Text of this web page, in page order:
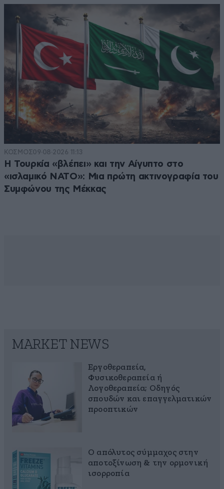
ΚΟΣΜΟΣ09·08·2026 11:13
Η Τουρκία «βλέπει» και την Αίγυπτο στο
«ισλαμικό ΝΑΤΟ»: Μια πρώτη ακτινογραφία του
Συμφώνου της Μέκκας
MARKET NEWS
Εργοθεραπεία,
Φυσικοθεραπεία ή
Λογοθεραπεία; Οδηγός
σπουδών και επαγγελματικών
προοπτικών
Ο απόλυτος σύμμαχος στην
αποτοξίνωση & την ορμονική
ισορροπία